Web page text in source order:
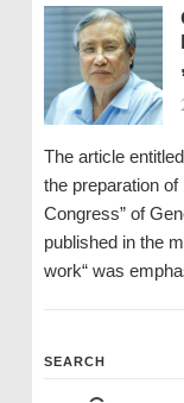
The article
the preparation
Congress” of
published in the
work“ was
SEARCH